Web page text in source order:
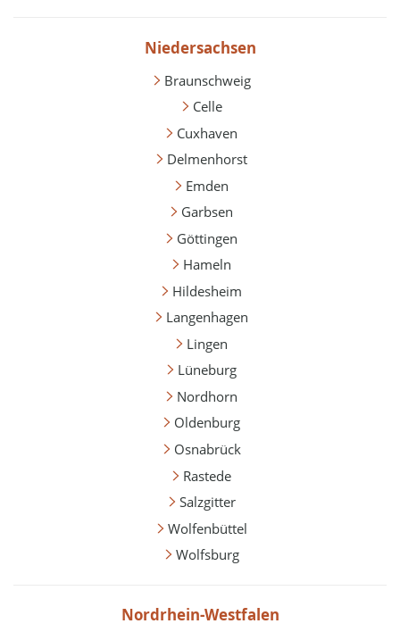
Niedersachsen
Braunschweig
Celle
Cuxhaven
Delmenhorst
Emden
Garbsen
Göttingen
Hameln
Hildesheim
Langenhagen
Lingen
Lüneburg
Nordhorn
Oldenburg
Osnabrück
Rastede
Salzgitter
Wolfenbüttel
Wolfsburg
Nordrhein-Westfalen